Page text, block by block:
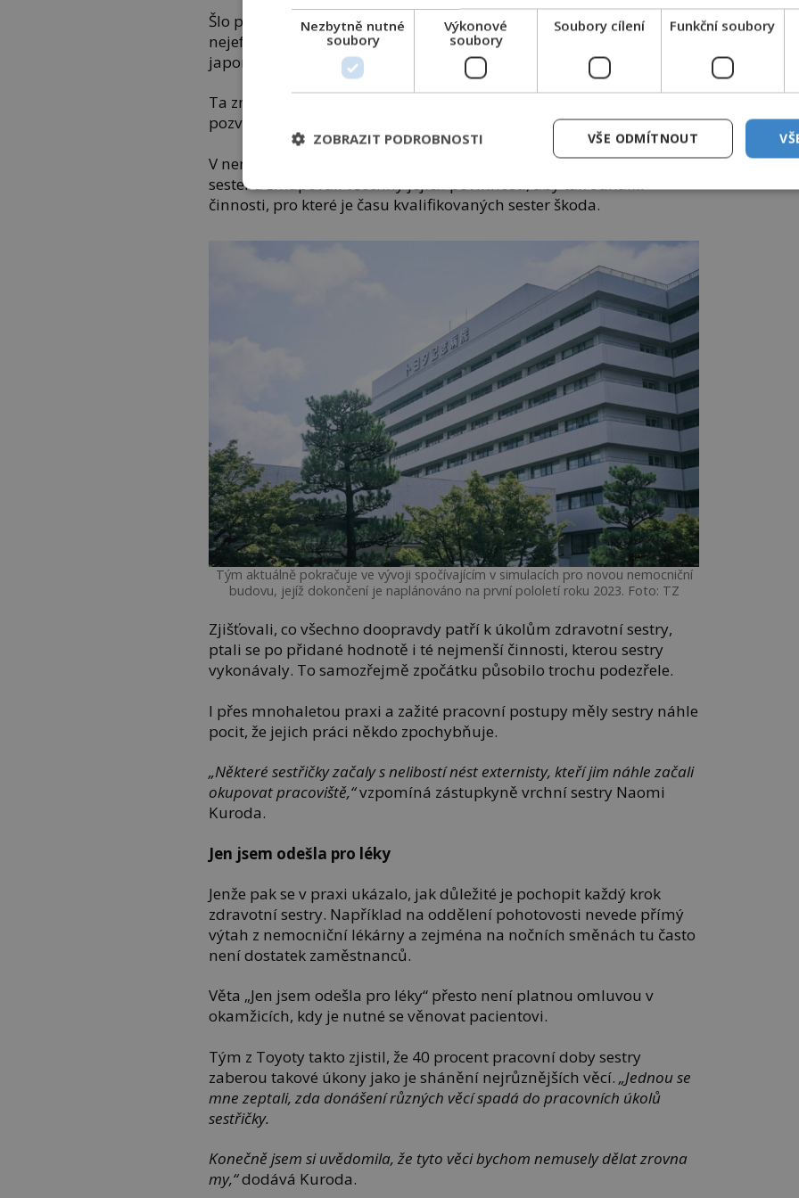
Šlo přitom o tým firemních odborníků, kteří obvykle hledají ty
nejefektivnější pracovní procesy napříč celou společností, a to podle
japonské filozofie kaizen.
Ta znamená postupné zdokonalování, které sice může probíhat
pozvolna krůček po krůčku, ale nemělo by se nikdy zastavit.
V nemocnici tedy podrobně sledovali pracovní postupy zdravotních
sester a zmapovali všechny jejich povinnosti, aby tak odhalili
činnosti, pro které je času kvalifikovaných sester škoda.
Tým aktuálně pokračuje ve vývoji spočívajícím v simulacích pro novou nemocniční
budovu, jejíž dokončení je naplánováno na první pololetí roku 2023. Foto: TZ
Zjišťovali, co všechno doopravdy patří k úkolům zdravotní sestry,
ptali se po přidané hodnotě i té nejmenší činnosti, kterou sestry
vykonávaly. To samozřejmě zpočátku působilo trochu podezřele.
I přes mnohaletou praxi a zažité pracovní postupy měly sestry náhle
pocit, že jejich práci někdo zpochybňuje.
„Některé sestřičky začaly s nelibostí nést externisty, kteří jim náhle začali
okupovat pracoviště,“vzpomíná zástupkyně vrchní sestry Naomi
Kuroda.
Jen jsem odešla pro léky
Jenže pak se v praxi ukázalo, jak důležité je pochopit každý krok
zdravotní sestry. Například na oddělení pohotovosti nevede přímý
výtah z nemocniční lékárny a zejména na nočních směnách tu často
není dostatek zaměstnanců.
Věta „Jen jsem odešla pro léky“ přesto není platnou omluvou v
okamžicích, kdy je nutné se věnovat pacientovi.
Tým z Toyoty takto zjistil, že 40 procent pracovní doby sestry
zaberou takové úkony jako je shánění nejrůznějších věcí.„Jednou se
mne zeptali, zda donášení různých věcí spadá do pracovních úkolů
sestřičky.
Konečně jsem si uvědomila, že tyto věci bychom nemusely dělat zrovna
my,“dodává Kuroda.
Nezbytně nutné
soubory
Výkonové
soubory
Soubory cílení Funkční soubory
VŠE ODMÍTNOUT
ZOBRAZIT PODROBNOSTI